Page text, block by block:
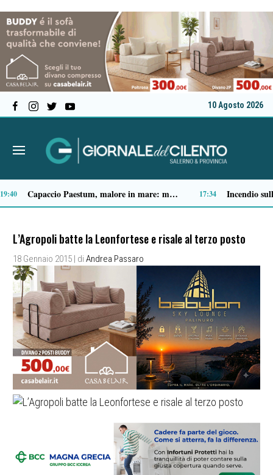
10 Agosto 2026
Spari a Pastena, il ventenne ferito lascia l’ospedale: si indaga sul vero obiettivo 09:04
L’Agropoli batte la Leonfortese e risale al terzo posto
18 Gennaio 2015 | di Andrea Passaro